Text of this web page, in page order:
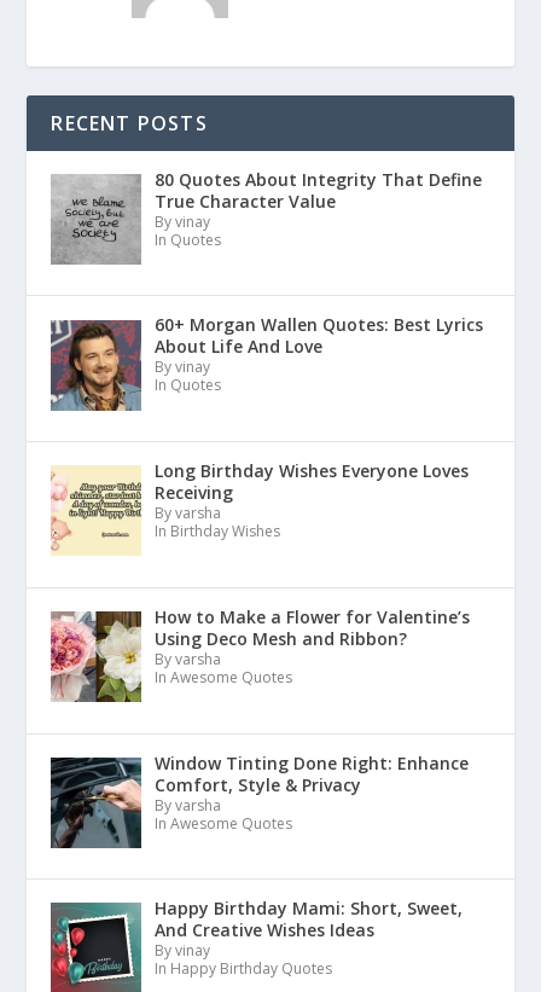
RECENT POSTS
80 Quotes About Integrity That Define
True Character Value
By vinay
In Quotes
60+ Morgan Wallen Quotes: Best Lyrics
About Life And Love
By vinay
In Quotes
Long Birthday Wishes Everyone Loves
Receiving
By varsha
In Birthday Wishes
How to Make a Flower for Valentine’s
Using Deco Mesh and Ribbon?
By varsha
In Awesome Quotes
Window Tinting Done Right: Enhance
Comfort, Style & Privacy
By varsha
In Awesome Quotes
Happy Birthday Mami: Short, Sweet,
And Creative Wishes Ideas
By vinay
In Happy Birthday Quotes